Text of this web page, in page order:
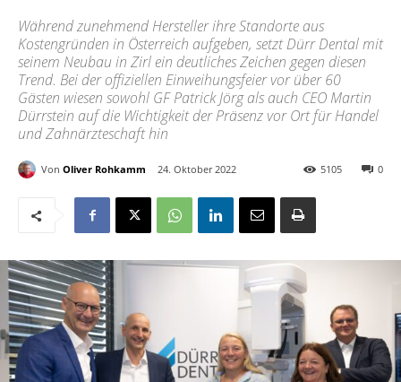
Während zunehmend Hersteller ihre Standorte aus
Kostengründen in Österreich aufgeben, setzt Dürr Dental mit
seinem Neubau in Zirl ein deutliches Zeichen gegen diesen
Trend. Bei der offiziellen Einweihungsfeier vor über 60
Gästen wiesen sowohl GF Patrick Jörg als auch CEO Martin
Dürrstein auf die Wichtigkeit der Präsenz vor Ort für Handel
und Zahnärzteschaft hin
Von Oliver Rohkamm 24. Oktober 2022 0
5105